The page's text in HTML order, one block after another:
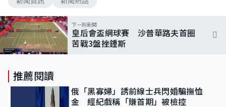
下一則新聞
皇后會盃網球賽 沙普華路夫首圈
苦戰3盤挫鍾斯
推薦閱讀
俄「黑寡婦」誘前線士兵閃婚騙撫恤
金 經紀戲稱「賺首期」被檢控